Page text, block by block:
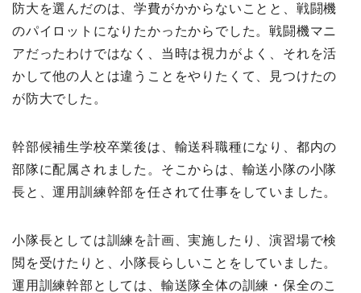
防大を選んだのは、学費がかからないことと、戦闘機
のパイロットになりたかったからでした。戦闘機マニ
アだったわけではなく、当時は視力がよく、それを活
かして他の人とは違うことをやりたくて、見つけたの
が防大でした。
幹部候補生学校卒業後は、輸送科職種になり、都内の
部隊に配属されました。そこからは、輸送小隊の小隊
長と、運用訓練幹部を任されて仕事をしていました。
小隊長としては訓練を計画、実施したり、演習場で検
閲を受けたりと、小隊長らしいことをしていました。
運用訓練幹部としては、輸送隊全体の訓練・保全のこ